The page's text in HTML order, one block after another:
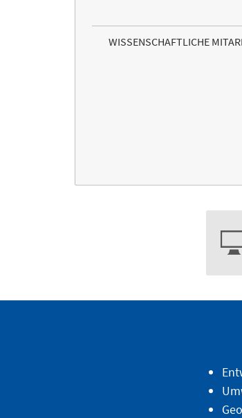
WISSENSCHAFTLICHE